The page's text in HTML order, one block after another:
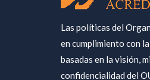
Las políticas del
en cumplimiento con
basadas en la visión,
confidencialidad del